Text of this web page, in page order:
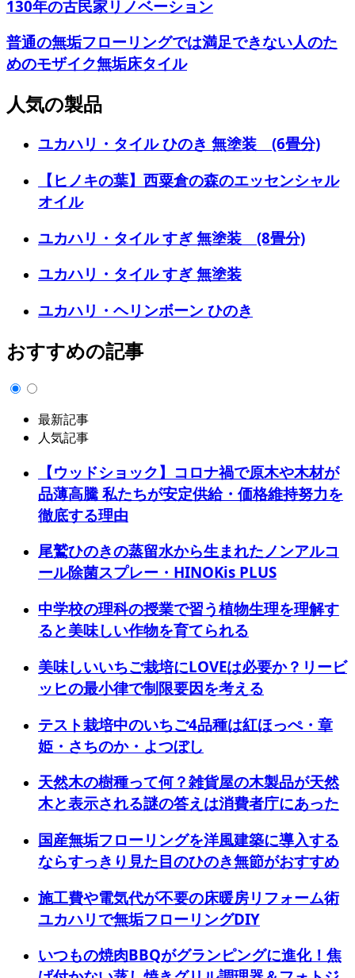
130年の古民家リノベーション
普通の無垢フローリングでは満足できない人のた
めのモザイク無垢床タイル
人気の製品
ユカハリ・タイル ひのき 無塗装 (6畳分)
【ヒノキの葉】西粟倉の森のエッセンシャル
オイル
ユカハリ・タイル すぎ 無塗装 (8畳分)
ユカハリ・タイル すぎ 無塗装
ユカハリ・ヘリンボーン ひのき
おすすめの記事
最新記事
人気記事
【ウッドショック】コロナ禍で原木や木材が
品薄高騰 私たちが安定供給・価格維持努力を
徹底する理由
尾鷲ひのきの蒸留水から生まれたノンアルコ
ール除菌スプレー・HINOKis PLUS
中学校の理科の授業で習う植物生理を理解す
ると美味しい作物を育てられる
美味しいいちご栽培にLOVEは必要か？リービ
ッヒの最小律で制限要因を考える
テスト栽培中のいちご4品種は紅ほっぺ・章
姫・さちのか・よつぼし
天然木の樹種って何？雑貨屋の木製品が天然
木と表示される謎の答えは消費者庁にあった
国産無垢フローリングを洋風建築に導入する
ならすっきり見た目のひのき無節がおすすめ
施工費や電気代が不要の床暖房リフォーム術
ユカハリで無垢フローリングDIY
いつもの焼肉BBQがグランピングに進化！焦